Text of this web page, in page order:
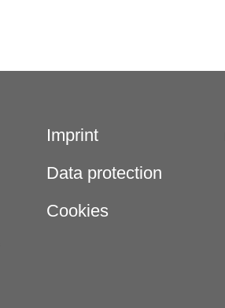
Imprint
Data protection
Cookies